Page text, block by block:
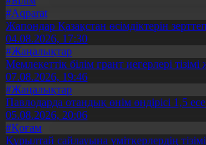
#Aqparat
Жапондар Қазақстан өсімдіктерін
04.08.2026, 17:30
#Жаңалықтар
Мемлекеттік білім грант иегерлері
07.08.2026, 19:46
#Жаңалықтар
Павлодарда отандық өнім өндірісі 1,5
05.08.2026, 20:06
#Қоғам
Құрылтай сайлауына үміткерлердің тізімі